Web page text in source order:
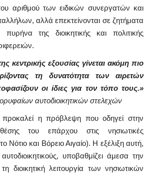
αριθμού των ειδικών συνεργατών και
αλλά επεκτείνονται σε ζητήματα
της διοικητικής και πολιτικής
κεντρικής εξουσίας γίνεται ακόμη πιο
τη δυνατότητα των αιρετών
οι ίδιες για τον τόπο τους.»
αυτοδιοικητικών στελεχών
προκαλεί η πρόβλεψη που οδηγεί στην
του επάρχου στις νησιωτικές
Νότιο και Βόρειο Αιγαίο). Η εξέλιξη αυτή,
υποβαθμίζει άμεσα την
διοικητική λειτουργία των νησιωτικών